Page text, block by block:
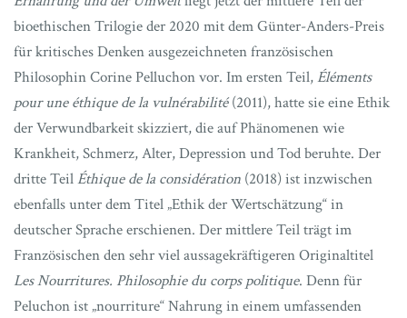
bioethischen Trilogie der 2020 mit dem Günter-Anders-Preis
für kritisches Denken ausgezeichneten französischen
Philosophin Corine Pelluchon vor. Im ersten Teil,Éléments
pour une éthique de la vulnérabilité(2011), hatte sie eine Ethik
der Verwundbarkeit skizziert, die auf Phänomenen wie
Krankheit, Schmerz, Alter, Depression und Tod beruhte. Der
dritte TeilÉthique de la considération (2018) ist inzwischen
ebenfalls unter dem Titel „Ethik der Wertschätzung“ in
deutscher Sprache erschienen. Der mittlere Teil trägt im
Französischen den sehr viel aussagekräftigeren Originaltitel
Les Nourritures. Philosophie du corps politique. Denn für
Peluchon ist „nourriture“ Nahrung in einem umfassenden